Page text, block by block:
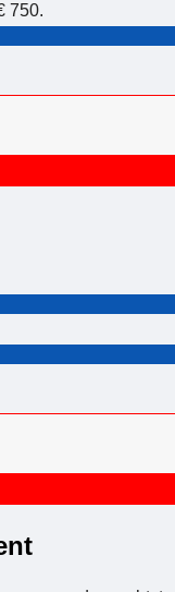
750.